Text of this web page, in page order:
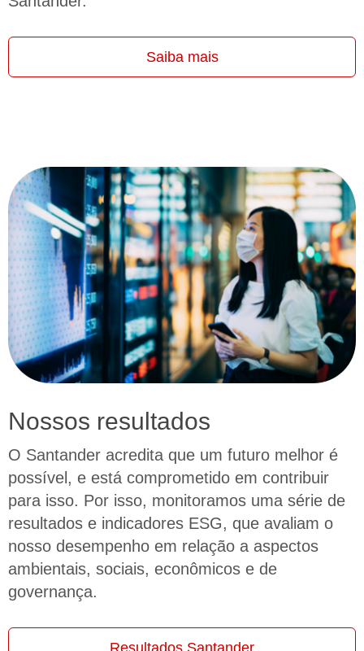
Saiba mais
Nossos resultados
O Santander acredita que um futuro melhor é
possível, e está comprometido em contribuir
para isso. Por isso, monitoramos uma série de
resultados e indicadores ESG, que avaliam o
nosso desempenho em relação a aspectos
ambientais, sociais, econômicos e de
governança.